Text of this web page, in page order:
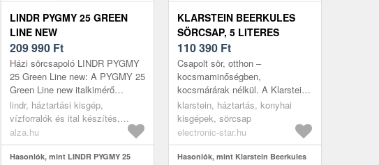
LINDR PYGMY 25 GREEN
LINE NEW
209 990 Ft
Házi sörcsapoló LINDR PYGMY
25 Green Line new: A PYGMY 25
Green Line new italkimérő
berendezés a LINDR legkisebb
italkimérői közé tartozik,
kompakt...
lindr, háztartási kisgép,
vízforralók és ital készítés,
sörcsapok
alza.hu
Hasonlók, mint LINDR PYGMY 25
KLARSTEIN BEERKULES
SÖRCSAP, 5 LITERES
HORDÓKHOZ, HŰTŐ
KOMPRESSZOR, LED-
KIJELZŐ, 6 HŐMÉRSÉKLET
110 390 Ft
Csapolt sör, otthon –
kocsmaminőségben,
kocsmárárak nélkül. A Klarstein
Beerkules egy igazi csapolt sör
élményét hozza el Önnek
egyenesen a nappali...
klarstein, háztartás, konyhai
kisgépek, sörcsap
electronic-star.hu
Hasonlók, mint Klarstein Beerkules